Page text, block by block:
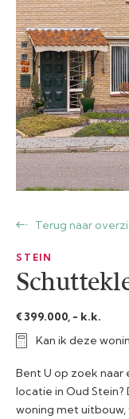
Terug naar
STEIN
€ 399.000, - k.k.
Kan ik deze
Bent U op zoek naar
locatie in Oud
woning met uitbouw,